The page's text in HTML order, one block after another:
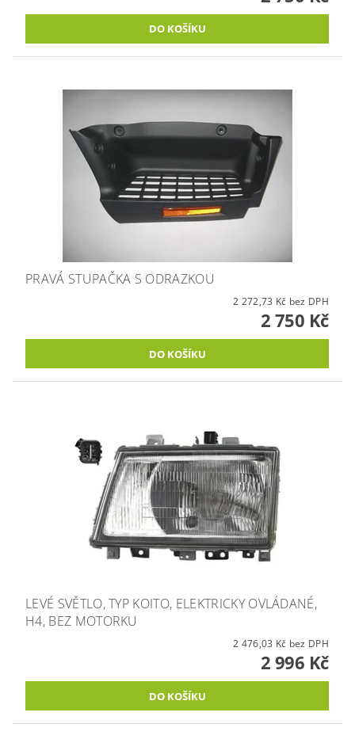
PRAVÁ STUPAČKA S ODRAZKOU
2 272,73 Kč bez DPH
2 750 Kč
LEVÉ SVĚTLO, TYP KOITO, ELEKTRICKY OVLÁDANÉ,
H4, BEZ MOTORKU
2 476,03 Kč bez DPH
2 996 Kč